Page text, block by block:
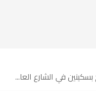
في الشارع العا...